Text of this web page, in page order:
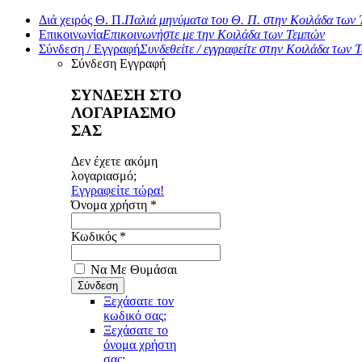
Διά χειρός Θ. Π.Παλιά μηνύματα του Θ. Π. στην Κοιλάδα των
ΕπικοινωνίαΕπικοινωνήστε με την Κοιλάδα των Τεμπών
Σύνδεση / ΕγγραφήΣυνδεθείτε / εγγραφείτε στην Κοιλάδα των
Σύνδεση Εγγραφή
ΣΥΝΔΕΣΗ ΣΤΟ
ΛΟΓΑΡΙΑΣΜΟ
ΣΑΣ
Δεν έχετε ακόμη
λογαριασμό;
Εγγραφείτε τώρα!
Όνομα χρήστη *
Κωδικός *
Να Με Θυμάσαι
Ξεχάσατε τον
κωδικό σας;
Ξεχάσατε το
όνομα χρήστη